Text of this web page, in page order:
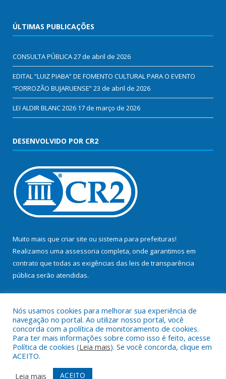
ÚLTIMAS PUBLICAÇÕES
CONSULTA PÚBLICA27 de abril de 2026
EDITAL “LUIZ PIABA” DE FOMENTO CULTURAL PARA O EVENTO
“FORROZÃO BUJARUENSE”23 de abril de 2026
LEI ALDIR BLANC 2026 17 de março de 2026
DESENVOLVIDO POR CR2
Muito mais que criar site ou sistema para prefeituras!
Realizamos uma assessoria completa, onde garantimos em
contrato que todas as exigências das leis de transparência
pública serão atendidas.
Todos os direitos reservados a Prefeitura Municipal de Bujaru.
Mapa do Site Acessar Área Administrativa
Nós usamos cookies para melhorar sua experiência de
navegação no portal. Ao utilizar nosso portal, você
concorda com a política de monitoramento de cookies.
Para ter mais informações sobre como isso é feito, acesse
Política de cookies (Leia mais). Se você concorda, clique em
ACEITO.
Leia mais
ACEITO